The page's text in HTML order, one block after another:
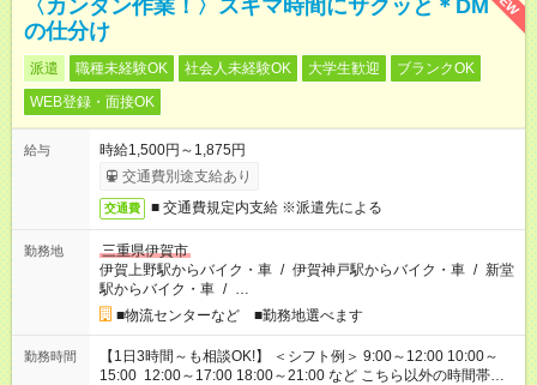
〈カンタン作業！〉スキマ時間にサクッと＊DM
の仕分け
派遣 職種未経験OK 社会人未経験OK 大学生歓迎
ブランクOK
WEB登録・面接OK
給与
時給1,500円～1,875円
交通費別途支給あり
交通費 ■ 交通費規定内支給 ※派遣先による
勤務地
三重県伊賀市
伊賀上野駅からバイク・車 / 伊賀神戸駅からバイク・車 / 新堂
駅からバイク・車 / …
■物流センターなど ■勤務地選べます
勤務時間
【1日3時間～も相談OK!】 ＜シフト例＞ 9:00～12:00 10:00～
15:00 12:00～17:00 18:00～21:00 など こちら以外の時間帯も